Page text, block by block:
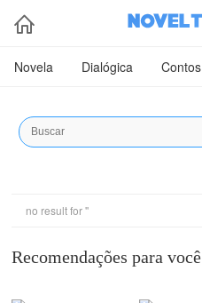

Novela Dialógica Contos
no result for ''
Recomendações para você